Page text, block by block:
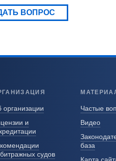
ВОПРОС
организации
и
судов
Частые
Видео
база